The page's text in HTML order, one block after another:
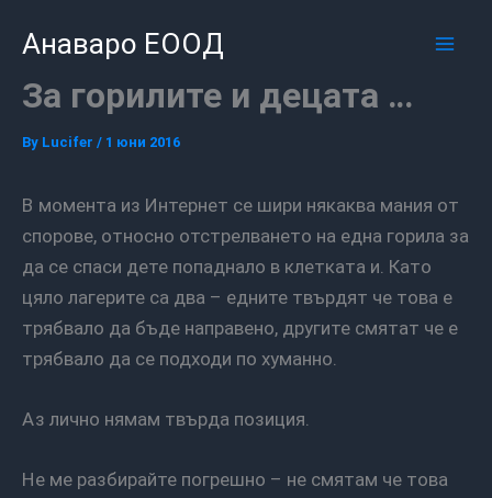
Анаваро ЕООД
За горилите и децата …
By Lucifer / 1 юни 2016
В момента из Интернет се шири някаква мания от
спорове, относно отстрелването на една горила за
да се спаси дете попаднало в клетката и. Като
цяло лагерите са два – едните твърдят че това е
трябвало да бъде направено, другите смятат че е
трябвало да се подходи по хуманно.
Аз лично нямам твърда позиция.
Не ме разбирайте погрешно – не смятам че това